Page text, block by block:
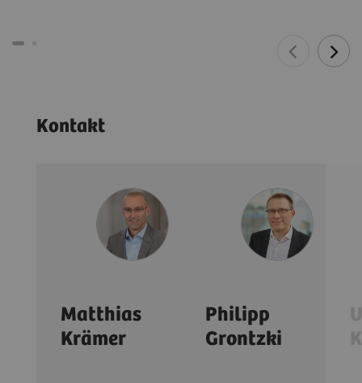
Kontakt
Matthias
Krämer
Philipp
Grontzki